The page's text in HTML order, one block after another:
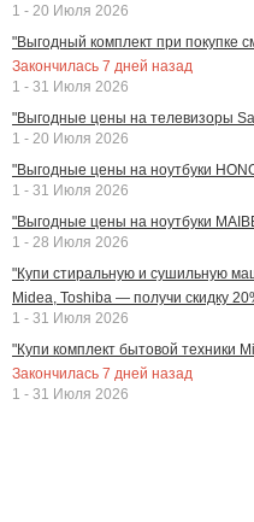
1 - 20 Июля 2026
"Выгодный комплект при покупке
Закончилась 7 дней назад
1 - 31 Июля 2026
"Выгодные цены на телевизоры
1 - 20 Июля 2026
"Выгодные цены на ноутбуки
1 - 31 Июля 2026
"Выгодные цены на ноутбуки
1 - 28 Июля 2026
"Купи стиральную и сушильную
Midea, Toshiba — получи скидку
1 - 31 Июля 2026
"Купи комплект бытовой техники
Закончилась 7 дней назад
1 - 31 Июля 2026